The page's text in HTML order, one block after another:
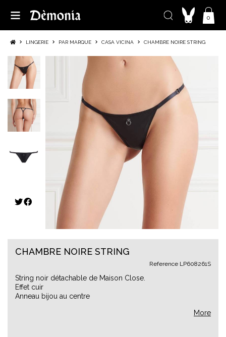
0
LINGERIE PAR MARQUE CASA VICINA CHAMBRE NOIRE STRING
CHAMBRE NOIRE STRING
Reference LP608261S
String noir détachable de Maison Close.
Effet cuir
Anneau bijou au centre
More